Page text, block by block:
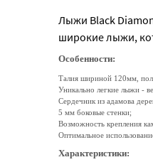
Лыжи Black
широкие лыжи,
Особенности:
Талия шириной 120мм,
Уникально легкие лыжи -
Сердечник из адамова
5 мм боковые стенки;
Возможность крепления
Оптимальное
Характеристики: